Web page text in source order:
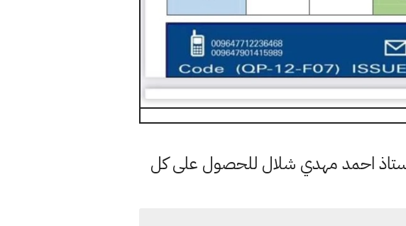
احمد مهدي شلال للحصول على كل